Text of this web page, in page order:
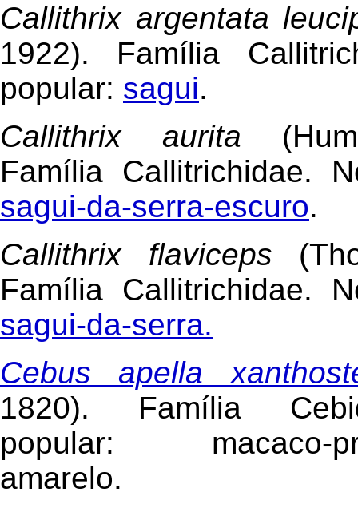
Callithrix argentata
1922). Família
popular: sagui.
Callithrix aurita
Família Callitrichidae.
sagui-da-serra-escuro.
Callithrix flaviceps
Família Callitrichidae.
sagui-da-serra.
Cebus apella
1820). Família
popular: macaco-
amarelo.